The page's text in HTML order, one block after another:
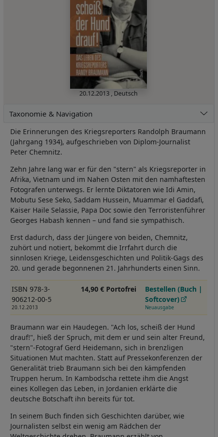
20.12.2013 , Deutsch
Taxonomie & Navigation
Die Erinnerungen des Kriegsreporters Randolph Braumann
(Jahrgang 1934), aufgeschrieben von Diplom-Journalist
Peter Chemnitz.
Zehn Jahre lang war er für den "stern" als Kriegsreporter in
Afrika, Vietnam und im Nahen Osten mit den namhaftesten
Fotografen unterwegs. Er lernte Diktatoren wie Idi Amin,
Mobutu Sese Seko, Saddam Hussein, Muammar el Gaddafi,
Kaiser Haile Selassie, Papa Doc sowie den Terroristenführer
Georges Habash kennen – und fand sie sympathisch.
Erst dadurch, dass der Jüngere von beiden, Chemnitz,
zuhört und notiert, bekommt die Irrfahrt durch die
sinnlosen Kriege, Leidensgeschichten und Politik-Gags des
20. und gerade begonnenen 21. Jahrhunderts einen Sinn.
ISBN 978-3-
906212-00-5
20.12.2013
14,90 € Portofrei
Bestellen (Buch |
Softcover)
Neuausgabe
Braumann war ein Haudegen. "Ach los, scheiß der Hund
drauf!", hieß der Spruch, mit dem er und sein alter Freund,
"stern"-Fotograf Gerd Heidemann, sich in brenzligen
Situationen Mut machten. Statt auf Pressekonferenzen der
Generalität trieb Braumann sich bei den kämpfenden
Truppen herum. In Kambodscha rettete ihm die Angst
eines Kollegen das Leben, in Jordanien erklärte die
deutsche Botschaft ihn bereits für tot.
In seinem Buch finden sich Geschichten darüber, wie
Journalisten selbst ein wenig am Rädchen der